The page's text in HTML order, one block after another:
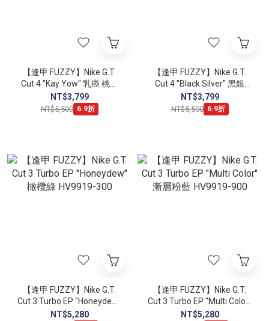
【逢甲 FUZZY】Nike G.T.
Cut 4 "Kay Yow" 乳癌 桃粉
IO8117-600
NT$3,799
NT$5,500 6.9折
【逢甲 FUZZY】Nike G.T.
Cut 4 "Black Silver" 黑銀
HV9921-001
NT$3,799
NT$5,500 6.9折
【逢甲 FUZZY】Nike G.T.
Cut 3 Turbo EP "Honeydew"
橄欖綠 HV9919-300
NT$5,280
【逢甲 FUZZY】Nike G.T.
Cut 3 Turbo EP "Multi Color"
漸層粉藍 HV9919-900
NT$5,280